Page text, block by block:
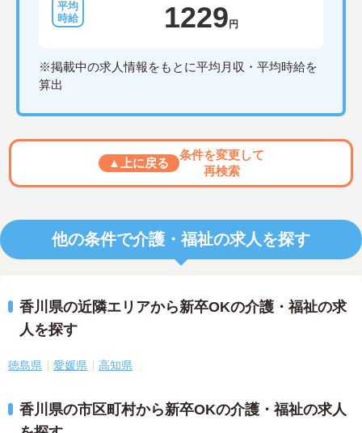
1229 円
※掲載中の求人情報をもとに平均月収・平均時給を
算出
▲上に戻る
条件を変更して
再検索
他の条件で介護・福祉の求人を探す
香川県の近隣エリアから新卒OKの介護・福祉の求
人を探す
徳島県 愛媛県 高知県
香川県の市区町村から新卒OKの介護・福祉の求人